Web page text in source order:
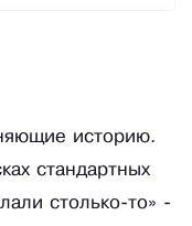
историю.
стандартных
столько-то» -